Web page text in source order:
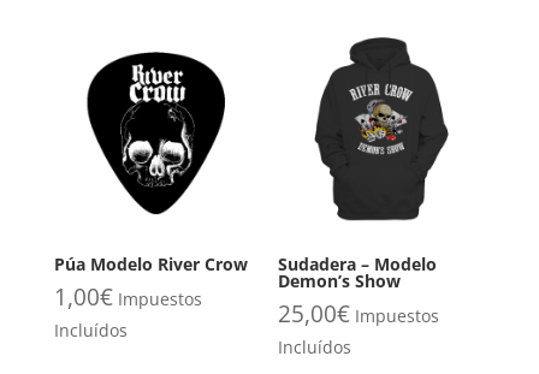
Púa Modelo River Crow
1,00€ Impuestos
Incluídos
Sudadera – Modelo
Demon’s Show
25,00€ Impuestos
Incluídos